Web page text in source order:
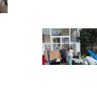
7 СЕРПНЯ, 2026
«Ваш родич
Вінниччині